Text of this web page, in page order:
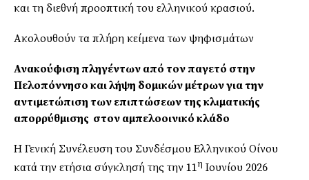
και τη διεθνή προοπτική του ελληνικού κρασιού.
Ακολουθούν τα πλήρη κείμενα των ψηφισμάτων
Ανακούφιση πληγέντων από τον παγετό στην
Πελοπόννησο και λήψη δομικών μέτρων για την
αντιμετώπιση των επιπτώσεων της κλιματικής
απορρύθμισης στον αμπελοοινικό κλάδο
Η Γενική Συνέλευση του Συνδέσμου Ελληνικού Οίνου
κατά την ετήσια σύγκλησή της την 11η Ιουνίου 2026